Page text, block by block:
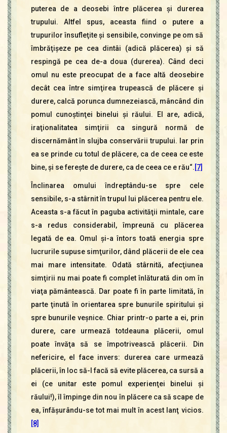
puterea de a deosebi între plăcerea şi durerea
trupului. Altfel spus, aceasta fiind o putere a
trupurilor însufleţite şi sensibile, convinge pe om să
îmbrăţişeze pe cea dintâi (adică plăcerea) şi să
respingă pe cea de-a doua (durerea). Când deci
omul nu este preocupat de a face altă deosebire
decât cea între simţirea trupească de plăcere şi
durere, calcă porunca dumnezeiască, mâncând din
pomul cunoştinţei binelui şi răului. El are, adică,
iraţionalitatea simţirii ca singură normă de
discernământ în slujba conservării trupului. Iar prin
ea se prinde cu totul de plăcere, ca de ceea ce este
bine, şi se fereşte de durere, ca de ceea ce e rău“.[7]
Înclinarea omului îndreptându-se spre cele
sensibile, s-a stârnit în trupul lui plăcerea pentru ele.
Aceasta s-a făcut în paguba activităţii mintale, care
s-a redus considerabil, împreună cu plăcerea
legată de ea. Omul şi-a întors toată energia spre
lucrurile supuse simţurilor, dând plăcerii de ele cea
mai mare intensitate. Odată stârnită, afecţiunea
simţirii nu mai poate fi complet înlăturată din om în
viaţa pământească. Dar poate fi în parte limitată, în
parte ţinută în orientarea spre bunurile spiritului şi
spre bunurile veşnice. Chiar printr-o parte a ei, prin
durere, care urmează totdeauna plăcerii, omul
poate învăţa să se împotrivească plăcerii. Din
nefericire, el face invers: durerea care urmează
plăcerii, în loc să-l facă să evite plăcerea, ca sursă a
ei (ce unitar este pomul experienţei binelui şi
răului!), îl împinge din nou în plăcere ca să scape de
ea, înfăşurându-se tot mai mult în acest lanţ vicios.
[8]